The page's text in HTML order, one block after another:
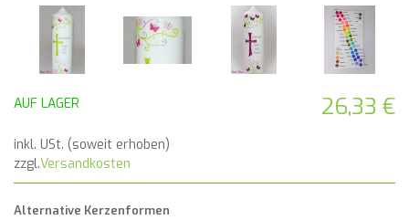
26,33 €
AUF LAGER
inkl. USt. (soweit erhoben)
zzgl.Versandkosten
Alternative Kerzenformen